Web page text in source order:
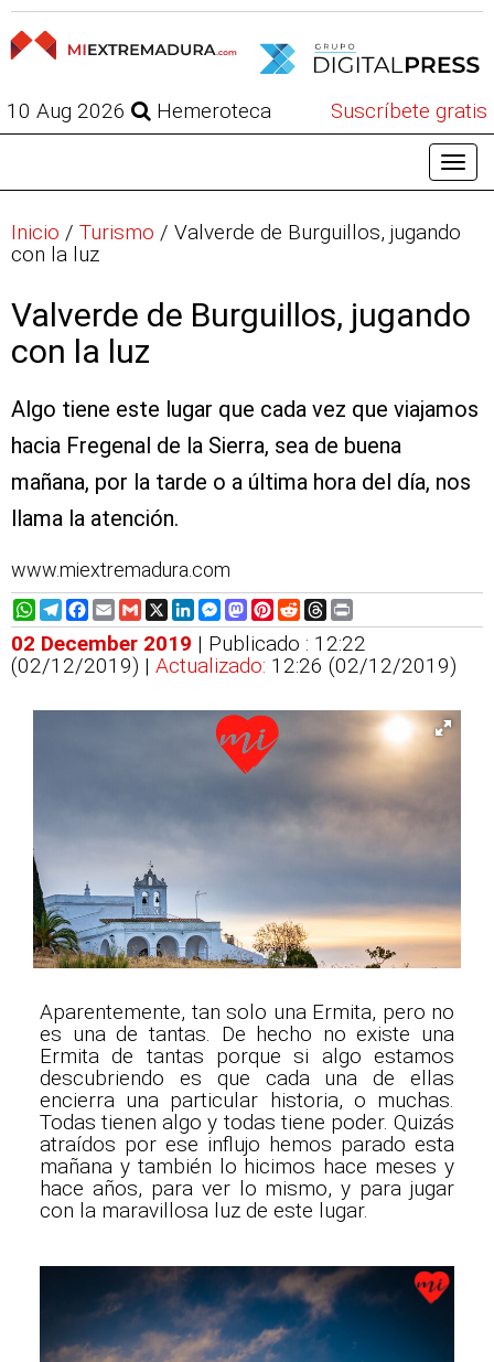
10 Aug 2026 Hemeroteca Suscríbete gratis
Inicio / Turismo / Valverde de Burguillos, jugando
con la luz
Valverde de Burguillos, jugando
con la luz
Algo tiene este lugar que cada vez que viajamos
hacia Fregenal de la Sierra, sea de buena
mañana, por la tarde o a última hora del día, nos
llama la atención.
www.miextremadura.com
WhatsApp
Telegram
Facebook
EmailGmail
X LinkedIn
Messenger
Mastodon
Pinterest
RedditThreads
02 December 2019 | Publicado : 12:22
(02/12/2019) | Actualizado: 12:26 (02/12/2019)
Aparentemente, tan solo una Ermita, pero no
es una de tantas. De hecho no existe una
Ermita de tantas porque si algo estamos
descubriendo es que cada una de ellas
encierra una particular historia, o muchas.
Todas tienen algo y todas tiene poder. Quizás
atraídos por ese influjo hemos parado esta
mañana y también lo hicimos hace meses y
hace años, para ver lo mismo, y para jugar
con la maravillosa luz de este lugar.